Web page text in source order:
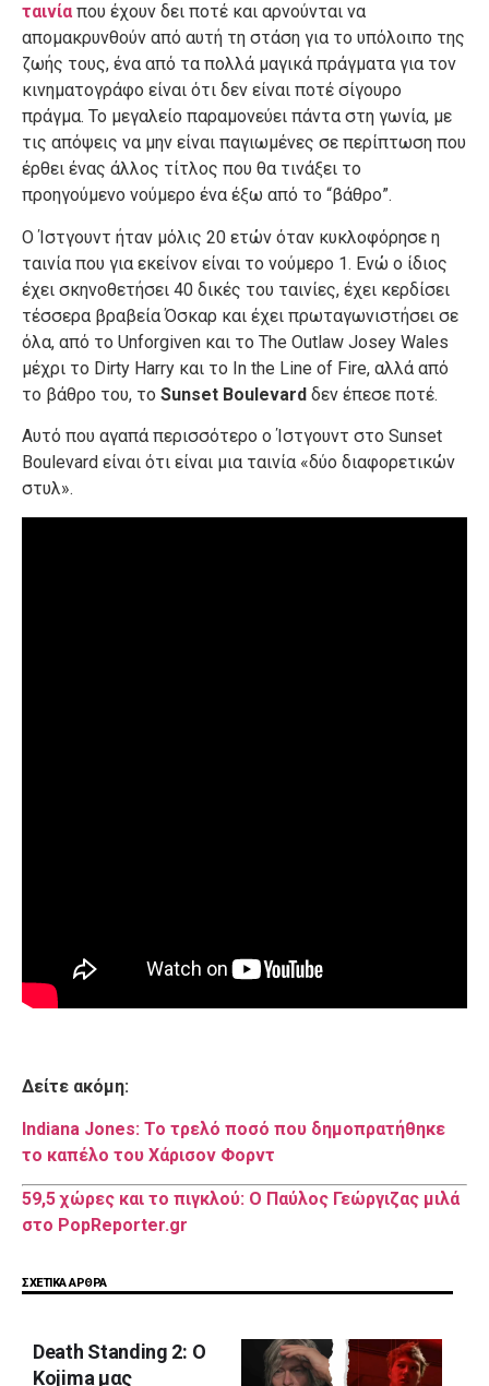
ταινίαπου έχουν δει ποτέ και αρνούνται να
απομακρυνθούν από αυτή τη στάση για το υπόλοιπο της
ζωής τους, ένα από τα πολλά μαγικά πράγματα για τον
κινηματογράφο είναι ότι δεν είναι ποτέ σίγουρο
πράγμα. Το μεγαλείο παραμονεύει πάντα στη γωνία, με
τις απόψεις να μην είναι παγιωμένες σε περίπτωση που
έρθει ένας άλλος τίτλος που θα τινάξει το
προηγούμενο νούμερο ένα έξω από το “βάθρο”.
Ο Ίστγουντ ήταν μόλις 20 ετών όταν κυκλοφόρησε η
ταινία που για εκείνον είναι το νούμερο 1. Ενώ ο ίδιος
έχει σκηνοθετήσει 40 δικές του ταινίες, έχει κερδίσει
τέσσερα βραβεία Όσκαρ και έχει πρωταγωνιστήσει σε
όλα, από το Unforgiven και το The Outlaw Josey Wales
μέχρι το Dirty Harry και το In the Line of Fire, αλλά από
το βάθρο του, το Sunset Boulevard δεν έπεσε ποτέ.
Αυτό που αγαπά περισσότερο ο Ίστγουντ στο Sunset
Boulevard είναι ότι είναι μια ταινία «δύο διαφορετικών
στυλ».
Δείτε ακόμη:
Indiana Jones: Το τρελό ποσό που δημοπρατήθηκε
το καπέλο του Χάρισον Φορντ
59,5 χώρες και το πιγκλού: Ο Παύλος Γεώργιζας μιλά
στο PopReporter.gr
ΣΧΕΤΙΚΑ ΑΡΘΡΑ
Death Standing 2: Ο
Kojima μας